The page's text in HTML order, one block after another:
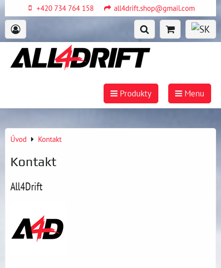
+420 734 764 158 all4drift.shop@gmail.com
Produkty Menu
Úvod Kontakt
Kontakt
All4Drift